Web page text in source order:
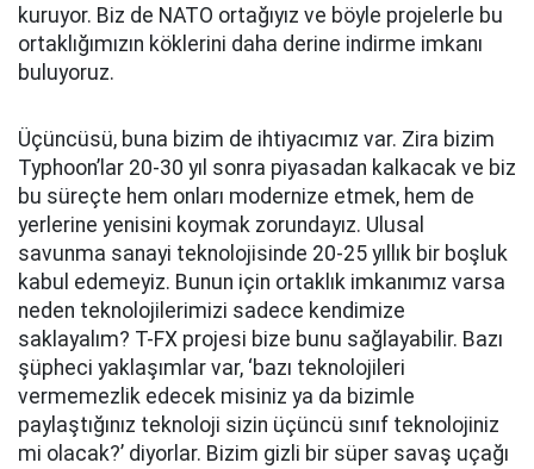
kuruyor. Biz de NATO ortağıyız ve böyle projelerle bu
ortaklığımızın köklerini daha derine indirme imkanı
buluyoruz.
Üçüncüsü, buna bizim de ihtiyacımız var. Zira bizim
Typhoon’lar 20-30 yıl sonra piyasadan kalkacak ve biz
bu süreçte hem onları modernize etmek, hem de
yerlerine yenisini koymak zorundayız. Ulusal
savunma sanayi teknolojisinde 20-25 yıllık bir boşluk
kabul edemeyiz. Bunun için ortaklık imkanımız varsa
neden teknolojilerimizi sadece kendimize
saklayalım? T-FX projesi bize bunu sağlayabilir. Bazı
şüpheci yaklaşımlar var, ‘bazı teknolojileri
vermemezlik edecek misiniz ya da bizimle
paylaştığınız teknoloji sizin üçüncü sınıf teknolojiniz
mi olacak?’ diyorlar. Bizim gizli bir süper savaş uçağı